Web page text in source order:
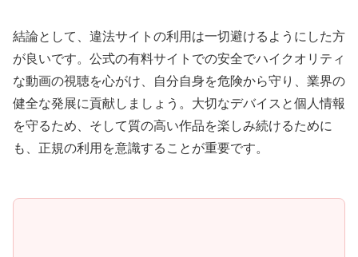
結論として、違法サイトの利用は一切避けるようにした方
が良いです。公式の有料サイトでの安全でハイクオリティ
な動画の視聴を心がけ、自分自身を危険から守り、業界の
健全な発展に貢献しましょう。大切なデバイスと個人情報
を守るため、そして質の高い作品を楽しみ続けるために
も、正規の利用を意識することが重要です。